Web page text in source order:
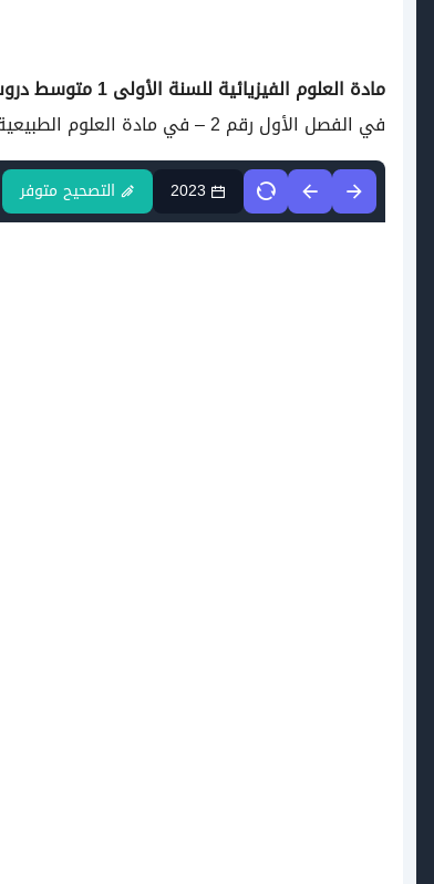
مادة العلوم الفيزيائيةللسنة الأولى 1 متوسط دروس مفصلة، فروض واختبارات، تمارين محلولة:
في الفصل الأول رقم 2 – في مادة العلوم الطبيعية مستوى
2023 التصحيح متوفر